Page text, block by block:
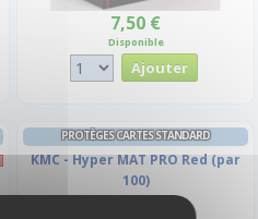
7,50 €
Disponible
PROTÈGES CARTES STANDARD
KMC - Hyper MAT PRO Red (par
100)